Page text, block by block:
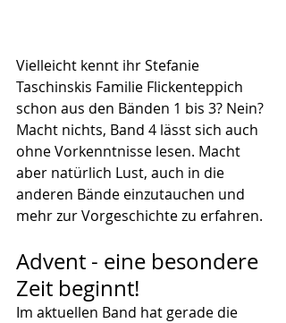
Vielleicht kennt ihr Stefanie
Taschinskis Familie Flickenteppich
schon aus den Bänden 1 bis 3? Nein?
Macht nichts, Band 4 lässt sich auch
ohne Vorkenntnisse lesen. Macht
aber natürlich Lust, auch in die
anderen Bände einzutauchen und
mehr zur Vorgeschichte zu erfahren.
Advent - eine besondere
Zeit beginnt!
Im aktuellen Band hat gerade die